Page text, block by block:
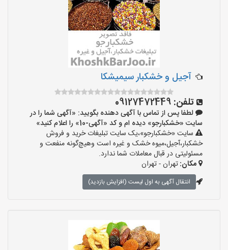
آجیل و خشکبار سیمیشکا
تلفن: 09127472449
لطفا پس از تماس با آگهی دهنده بگویید: «آگهی شما را در
سایت «خشکبارجو» دیده ام و کد «آگهی-10» را اعلام کنید»
سایت «خشکبارجو»،یک سایت تبلیغات خرید و فروش
خشکبار،آجیل،میوه خشک و غیره است وهیچ‌گونه منفعت و
مسئولیتی در قبال معاملات شما ندارد.
مکان:تهران - تهران
انتقال آگهی به اول لیست (افزایش بازدید)